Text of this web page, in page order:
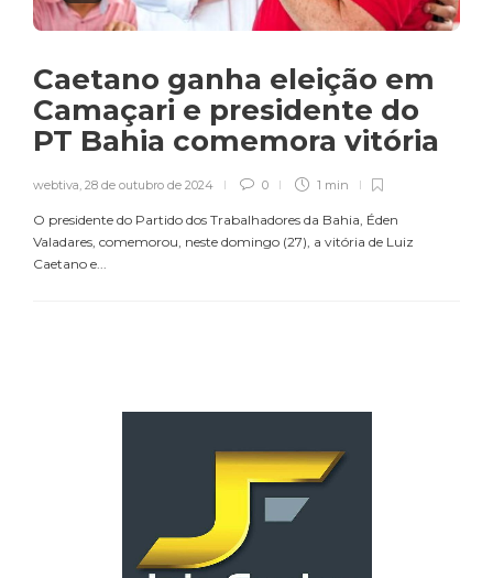
Caetano ganha eleição em
Camaçari e presidente do
PT Bahia comemora vitória
webtiva, 28 de outubro de 2024 0 1 min
O presidente do Partido dos Trabalhadores da Bahia, Éden
Valadares, comemorou, neste domingo (27), a vitória de Luiz
Caetano e...